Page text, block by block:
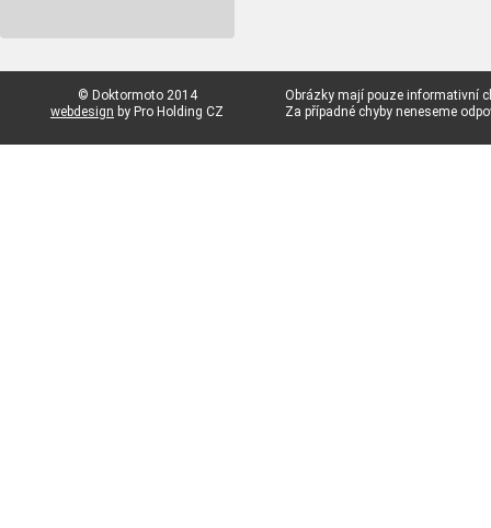
© Doktormoto 2014
webdesign by Pro Holding CZ
Obrázky mají pouze informativní
Za případné chyby neneseme